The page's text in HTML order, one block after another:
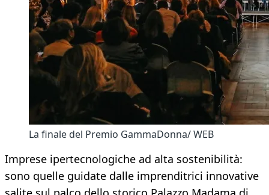
La finale del Premio GammaDonna/ WEB
Imprese ipertecnologiche ad alta sostenibilità:
sono quelle guidate dalle imprenditrici innovative